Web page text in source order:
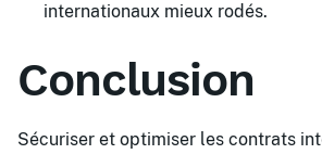
internationaux mieux rodés.
Conclusion
Sécuriser et optimiser les contrats